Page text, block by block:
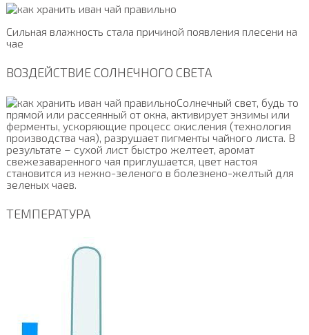
Сильная влажность стала причиной появления плесени на
чае
ВОЗДЕЙСТВИЕ СОЛНЕЧНОГО СВЕТА
Солнечный свет, будь то
прямой или рассеянный от окна, активирует энзимы или
ферменты, ускоряющие процесс окисления (технология
производства чая), разрушает пигменты чайного листа. В
результате – сухой лист быстро желтеет, аромат
свежезаваренного чая приглушается, цвет настоя
становится из нежно-зеленого в болезнено-желтый для
зеленых чаев.
ТЕМПЕРАТУРА